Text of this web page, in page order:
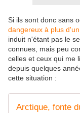
Si ils sont donc sans
dangereux à plus
induit n'étant pas le
connues, mais peu
celles et ceux qui me
depuis quelques
cette situation :